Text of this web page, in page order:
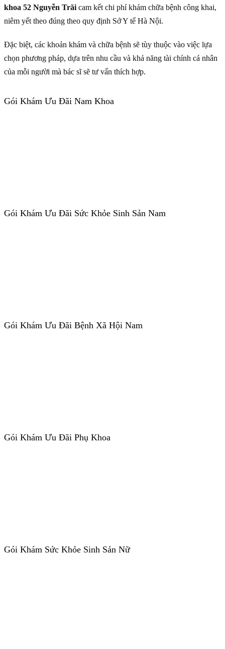
khoa 52 Nguyễn Trãi cam kết chi phí khám chữa bệnh công khai,
niêm yết theo đúng theo quy định Sở Y tế Hà Nội.
Đặc biệt, các khoản khám và chữa bệnh sẽ tùy thuộc vào việc lựa
chọn phương pháp, dựa trên nhu cầu và khả năng tài chính cá nhân
của mỗi người mà bác sĩ sẽ tư vấn thích hợp.
Gói Khám Ưu Đãi Nam Khoa
Gói Khám Ưu Đãi Sức Khỏe Sinh Sản Nam
Gói Khám Ưu Đãi Bệnh Xã Hội Nam
Gói Khám Ưu Đãi Phụ Khoa
Gói Khám Sức Khỏe Sinh Sản Nữ